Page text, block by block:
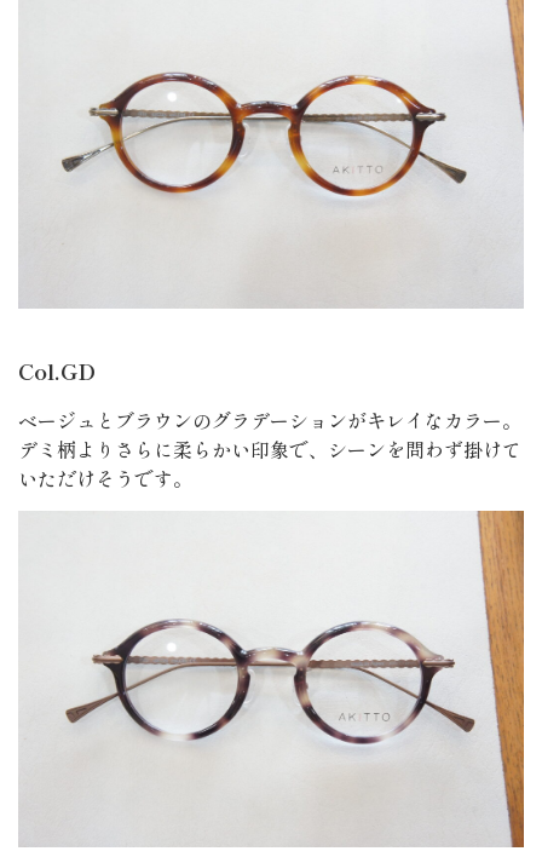
Col.GD
ベージュとブラウンのグラデーションがキレイなカラー。
デミ柄よりさらに柔らかい印象で、シーンを問わず掛けて
いただけそうです。